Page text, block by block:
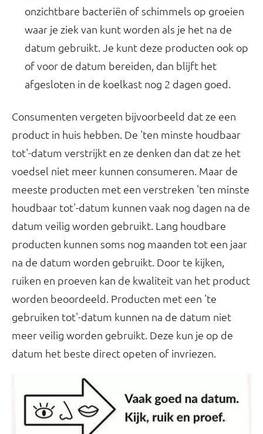
onzichtbare bacteriën of schimmels op groeien
waar je ziek van kunt worden als je het na de
datum gebruikt. Je kunt deze producten ook op
of voor de datum bereiden, dan blijft het
afgesloten in de koelkast nog 2 dagen goed.
Consumenten vergeten bijvoorbeeld dat ze een
product in huis hebben. De 'ten minste houdbaar
tot'-datum verstrijkt en ze denken dan dat ze het
voedsel niet meer kunnen consumeren. Maar de
meeste producten met een verstreken 'ten minste
houdbaar tot'-datum kunnen vaak nog dagen na de
datum veilig worden gebruikt. Lang houdbare
producten kunnen soms nog maanden tot een jaar
na de datum worden gebruikt. Door te kijken,
ruiken en proeven kan de kwaliteit van het product
worden beoordeeld. Producten met een 'te
gebruiken tot'-datum kunnen na de datum niet
meer veilig worden gebruikt. Deze kun je op de
datum het beste direct opeten of invriezen.